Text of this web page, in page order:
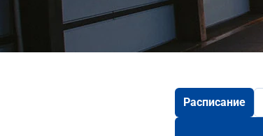
Расписание